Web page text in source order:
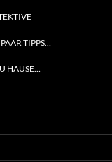
TIPPS…
HAUSE…